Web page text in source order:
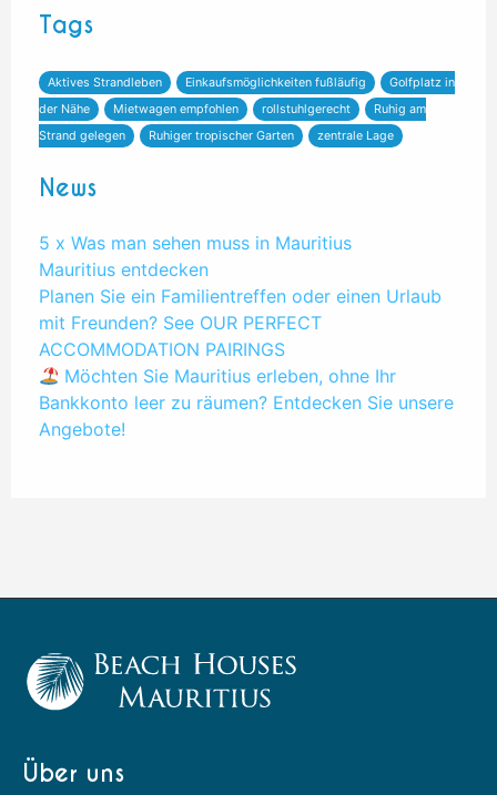
Tags
Aktives Strandleben Einkaufsmöglichkeiten fußläufig
Golfplatz in
der Nähe
Mietwagen empfohlen rollstuhlgerecht
Ruhig am
Strand gelegen
Ruhiger tropischer Garten zentrale Lage
News
5 x Was man sehen muss in Mauritius
Mauritius entdecken
Planen Sie ein Familientreffen oder einen Urlaub
mit Freunden? See OUR PERFECT
ACCOMMODATION PAIRINGS
Möchten Sie Mauritius erleben, ohne Ihr
Bankkonto leer zu räumen? Entdecken Sie unsere
Angebote!
Über uns